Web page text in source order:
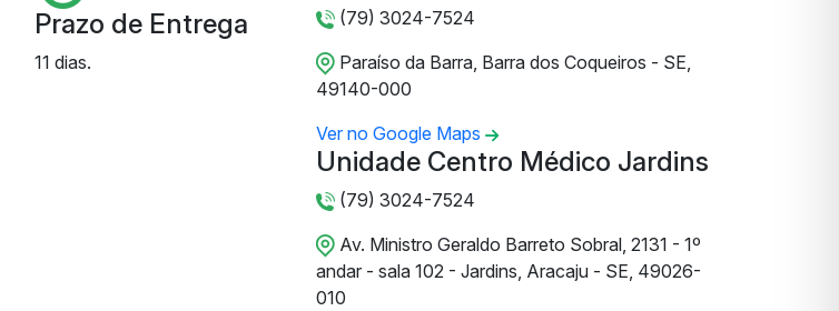
Prazo de Entrega
11 dias.
(79) 3024-7524
Paraíso da Barra, Barra dos Coqueiros - SE,
49140-000
Ver no Google Maps
Unidade Centro Médico Jardins
(79) 3024-7524
Av. Ministro Geraldo Barreto Sobral, 2131 - 1º
andar - sala 102 - Jardins, Aracaju - SE, 49026-
010